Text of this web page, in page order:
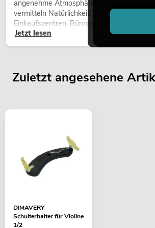
angenehme Atmosphäre, verbessern das
vermitteln Natürlichkeit. Ob in Hotels,
Einkaufszentren, Bürogebäuden oder auf
hochwertige Begrünung gehört heute
Raumkonzept.
Jetzt lesen
Zuletzt angesehene
DIMAVERY
Schulterhalter für Violine
1/2